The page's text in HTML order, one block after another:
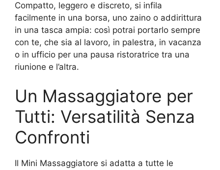
Compatto, leggero e discreto, si infila
facilmente in una borsa, uno zaino o addirittura
in una tasca ampia: così potrai portarlo sempre
con te, che sia al lavoro, in palestra, in vacanza
o in ufficio per una pausa ristoratrice tra una
riunione e l’altra.
Un Massaggiatore per
Tutti: Versatilità Senza
Confronti
Il Mini Massaggiatore si adatta a tutte le